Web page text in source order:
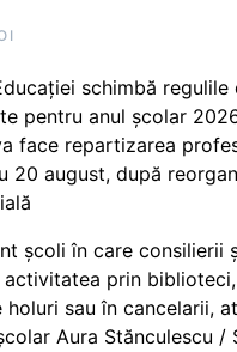
schimbă regulile
pentru anul școlar
face repartizarea
20 august, după
școli în care consilierii
activitatea prin
holuri sau în cancelarii,
Aura Stănculescu /